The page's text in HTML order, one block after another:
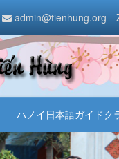
ハノイ日本語ガイドク
admin@tienhung.org